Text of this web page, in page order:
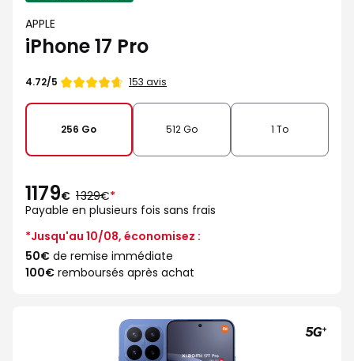
APPLE
iPhone 17 Pro
Note
4.72/5 153 avis
256 Go 512 Go 1 To
1179€ au
lieu
de
1 329€*
Payable en plusieurs fois sans frais
*Jusqu'au 10/08, économisez :
50€ de remise immédiate
100€ remboursés après achat